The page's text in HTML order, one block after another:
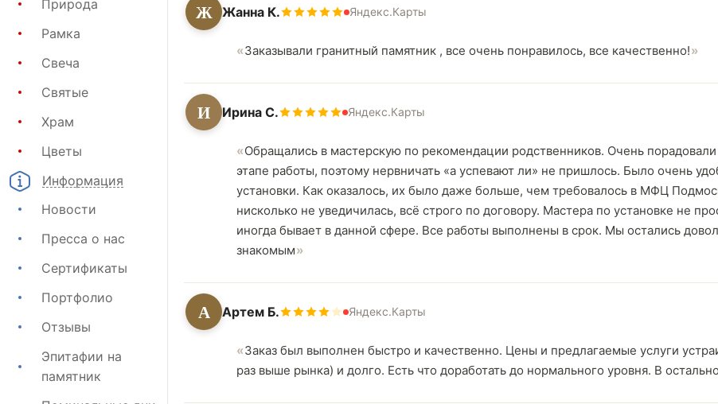
Природа
Рамка
Свеча
Святые
Храм
Цветы
Информация
Новости
Пресса о нас
Сертификаты
Портфолио
Отзывы
Эпитафии на
памятник
Ж Жанна К. Яндекс.Карты
Заказывали гранитный памятник , все очень понравилось, все качественно!
И Ирина С. Яндекс.Карты
Обращались в мастерскую по рекомендации родственников. Очень
этапе работы, поэтому нервничать «а успевают ли» не пришлось. Было очень
установки. Как оказалось, их было даже больше, чем требовалось в МФЦ
нисколько не уведичилась, всё строго по договору. Мастера по установке не
иногда бывает в данной сфере. Все работы выполнены в срок. Мы остались
знакомым
А Артем Б. Яндекс.Карты
Заказ был выполнен быстро и качественно. Цены и предлагаемые услуги
раз выше рынка) и долго. Есть что доработать до нормального уровня. В